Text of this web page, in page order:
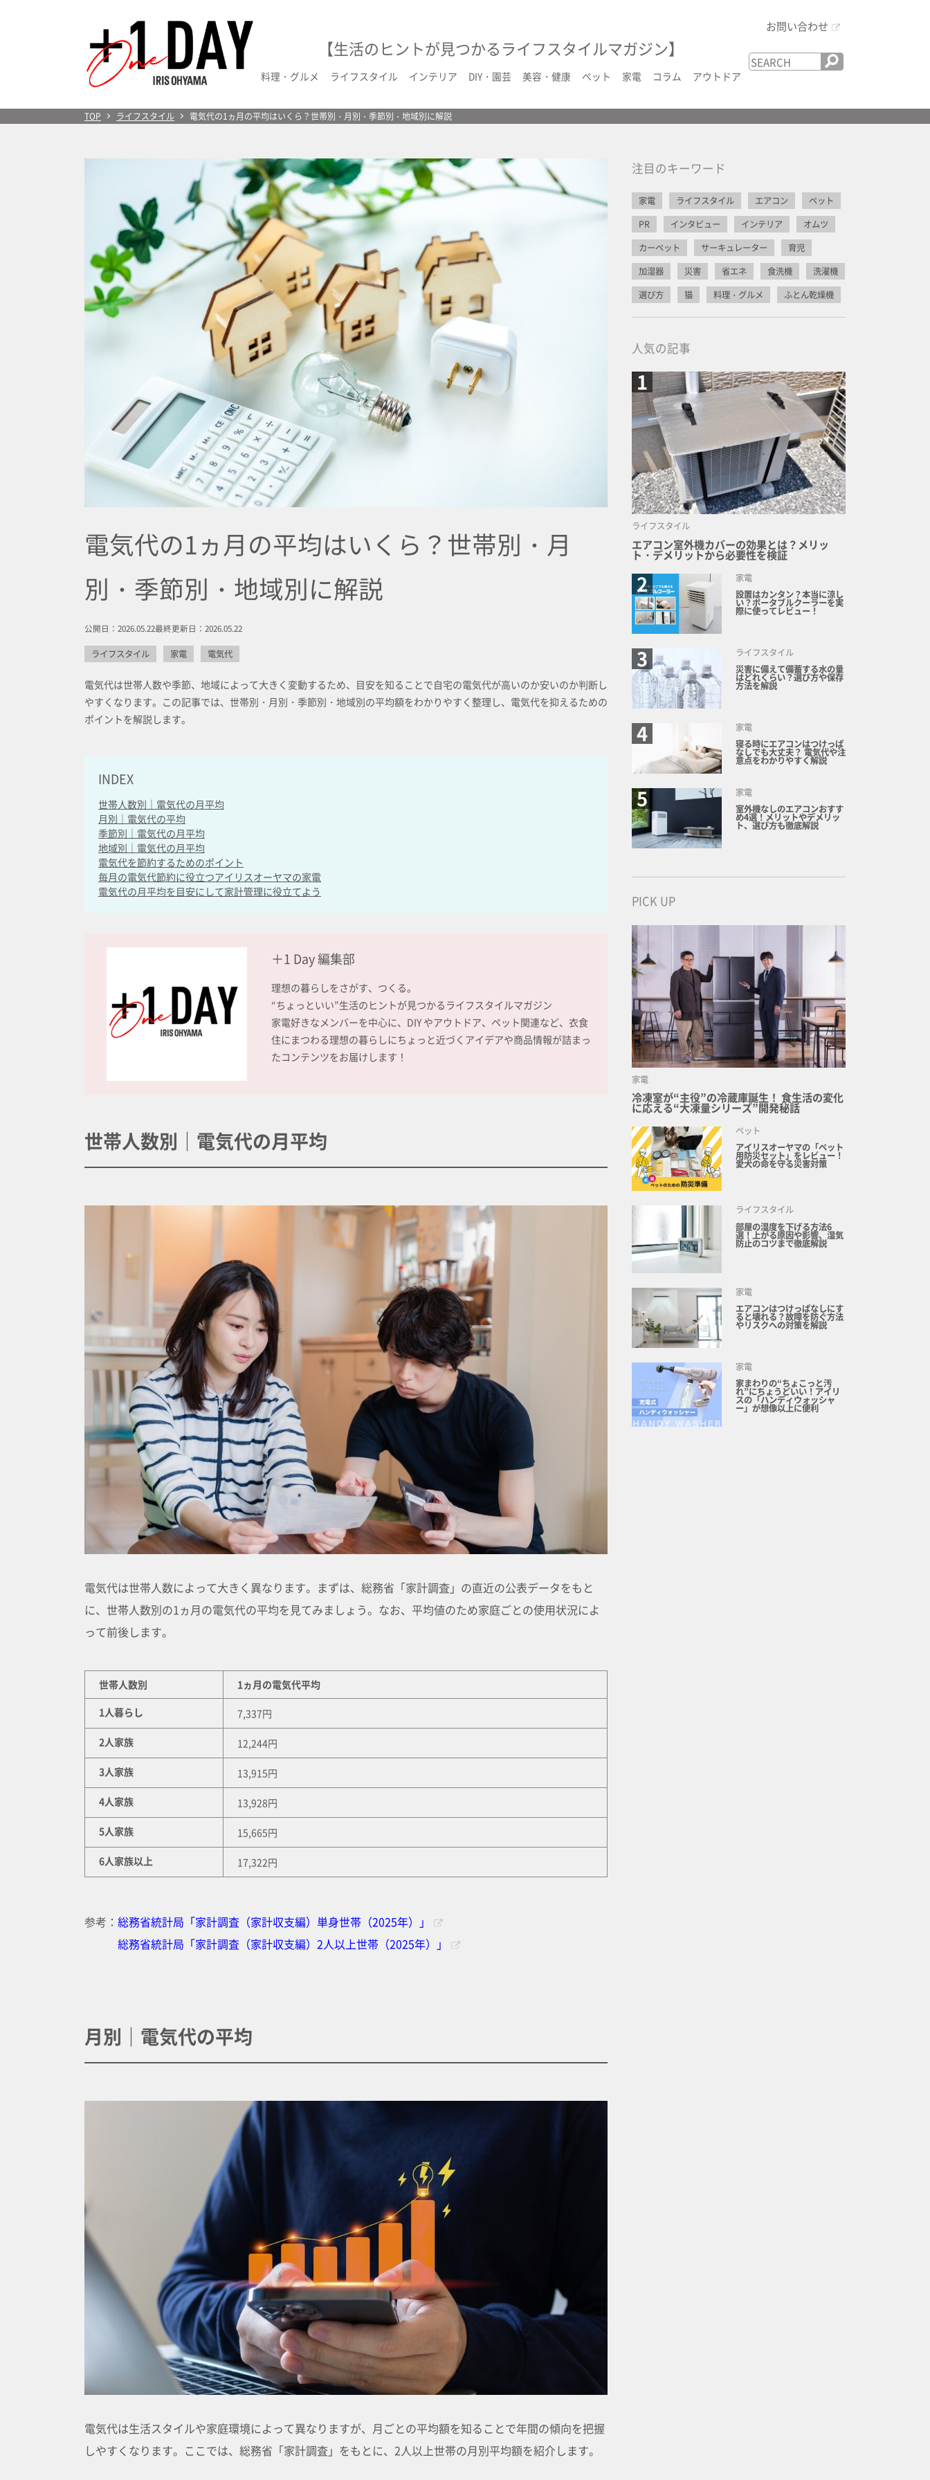
【生活のヒントが見つかるライフスタイルマガジン】
料理・グルメ ライフスタイル インテリア DIY・園芸 美容・健康 ペット 家電 コラム アウトドア
お問い合わせ
TOP ＋1 Dayライフスタイル 電気代の1ヵ月の平均はいくら？世帯別・月別・季節別・地域別に解説
電気代の1ヵ月の平均はいくら？世帯別・月
別・季節別・地域別に解説
公開日：2026.05.22最終更新日：2026.05.22
ライフスタイル 家電 電気代
電気代は世帯人数や季節、地域によって大きく変動するため、目安を知ることで自宅の電気代が高いのか安いのか判断し
やすくなります。この記事では、世帯別・月別・季節別・地域別の平均額をわかりやすく整理し、電気代を抑えるための
ポイントを解説します。
INDEX
世帯人数別｜電気代の月平均
月別｜電気代の平均
季節別｜電気代の月平均
地域別｜電気代の月平均
電気代を節約するためのポイント
毎月の電気代節約に役立つアイリスオーヤマの家電
電気代の月平均を目安にして家計管理に役立てよう
＋1 Day 編集部
理想の暮らしをさがす、つくる。
“ちょっといい”生活のヒントが見つかるライフスタイルマガジン
家電好きなメンバーを中心に、DIY やアウトドア、ペット関連など、衣食
住にまつわる理想の暮らしにちょっと近づくアイデアや商品情報が詰まっ
たコンテンツをお届けします！
世帯人数別｜電気代の月平均
電気代は世帯人数によって大きく異なります。まずは、総務省「家計調査」の直近の公表データをもと
に、世帯人数別の1ヵ月の電気代の平均を見てみましょう。なお、平均値のため家庭ごとの使用状況によ
って前後します。
世帯人数別
1ヵ月の電気代平均
1人暮らし
7,337円
2人家族 12,244円
3人家族 13,915円
4人家族 13,928円
5人家族 15,665円
6人家族以上 17,322円
参考： 総務省統計局「家計調査（家計収支編）単身世帯（2025年）」
総務省統計局「家計調査（家計収支編）2人以上世帯（2025年）」
月別｜電気代の平均
電気代は生活スタイルや家庭環境によって異なりますが、月ごとの平均額を知ることで年間の傾向を把握
しやすくなります。ここでは、総務省「家計調査」をもとに、2人以上世帯の月別平均額を紹介します。
注目のキーワード
家電 ライフスタイル エアコン
ペット
PR
インタビュー インテリア
オムツ
カーペット
サーキュレーター
育児
加湿器
災害 省エネ 食洗機
洗濯機
選び方
猫 料理・グルメ ふとん乾燥機
人気の記事
ライフスタイル
エアコン室外機カバーの効果とは？メリッ
ト・デメリットから必要性を検証
家電
設置はカンタン？本当に涼し
い？ポータブルクーラーを実
際に使ってレビュー！
ライフスタイル
災害に備えて備蓄する水の量
はどれくらい？選び方や保存
方法を解説
家電
寝る時にエアコンはつけっぱ
なしでも大丈夫？ 電気代や注
意点をわかりやすく解説
家電
室外機なしのエアコンおすす
め4選！メリットやデメリッ
ト、選び方も徹底解説
PICK UP
家電
冷凍室が“主役”の冷蔵庫誕生！ 食生活の変化
に応える“大凍量シリーズ”開発秘話
ペット
アイリスオーヤマの「ペット
用防災セット」をレビュー！
愛犬の命を守る災害対策
ライフスタイル
部屋の湿度を下げる方法6
選！上がる原因や影響、湿気
防止のコツまで徹底解説
家電
エアコンはつけっぱなしにす
ると壊れる？故障を防ぐ方法
やリスクへの対策を解説
家電
家まわりの“ちょこっと汚
れ”にちょうどいい！アイリ
スの「ハンディウォッシャ
ー」が想像以上に便利